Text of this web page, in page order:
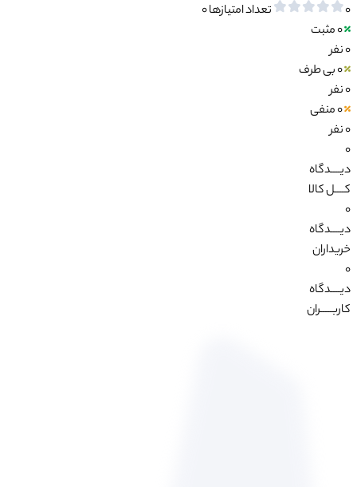
0 تعداد امتیازها0
0مثبت
0 نفر
0بی طرف
0 نفر
0منفی
0 نفر
0
دیــــدگاه
کــــل کالا
0
دیــــدگاه
خریداران
0
دیــــدگاه
کاربـــــران